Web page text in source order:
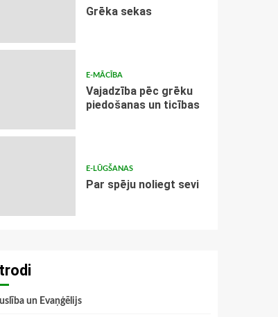
Grēka sekas
E-MĀCĪBA
Vajadzība pēc grēku
piedošanas un ticības
E-LŪGŠANAS
Par spēju noliegt sevi
un Evaņģēlijs